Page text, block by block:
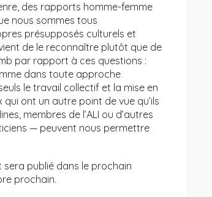
des rapports homme-femme
nous sommes tous
présupposés culturels et
de le reconnaître plutôt que de
par rapport à ces questions :
dans toute approche
le travail collectif et la mise en
ont un autre point de vue qu’ils
membres de l’ALI ou d’autres
— peuvent nous permettre
sera publié dans le prochain
prochain.